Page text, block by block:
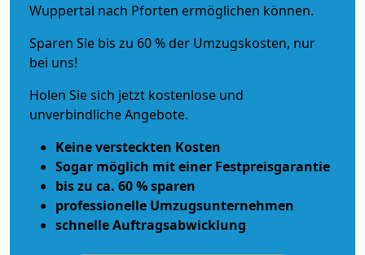
Wuppertal nach Pforten ermöglichen können.
Sparen Sie bis zu 60 % der Umzugskosten, nur
bei uns!
Holen Sie sich jetzt kostenlose und
unverbindliche Angebote.
Keine versteckten Kosten
Sogar möglich mit einer Festpreisgarantie
bis zu ca. 60 % sparen
professionelle Umzugsunternehmen
schnelle Auftragsabwicklung